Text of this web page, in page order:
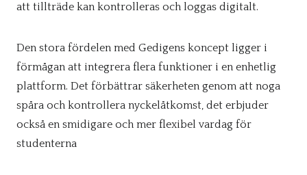
att tillträde kan kontrolleras och loggas digitalt.
Den stora fördelen med Gedigens koncept ligger i
förmågan att integrera flera funktioner i en enhetlig
plattform. Det förbättrar säkerheten genom att noga
spåra och kontrollera nyckelåtkomst, det erbjuder
också en smidigare och mer flexibel vardag för
studenterna